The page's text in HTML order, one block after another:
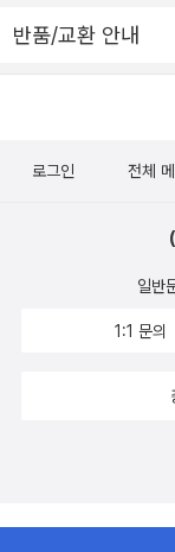
반품/교환 안내
로그인 전체
일반
1:1 문의